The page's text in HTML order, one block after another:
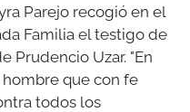
Parejo recogió en el
Familia el testigo de
Prudencio Uzar. "En
que con fe
todos los